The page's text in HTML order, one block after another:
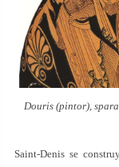
Douris (pintor),
Saint-Denis se